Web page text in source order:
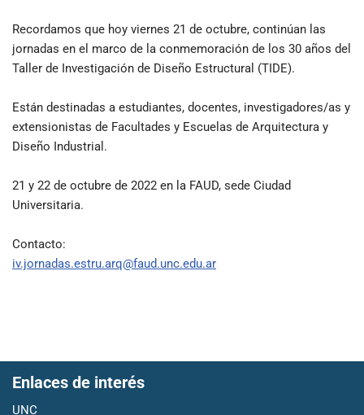
Recordamos que hoy viernes 21 de octubre, continúan las
jornadas en el marco de la conmemoración de los 30 años del
Taller de Investigación de Diseño Estructural (TIDE).
Están destinadas a estudiantes, docentes, investigadores/as y
extensionistas de Facultades y Escuelas de Arquitectura y
Diseño Industrial.
21 y 22 de octubre de 2022 en la FAUD, sede Ciudad
Universitaria.
Contacto:
iv.jornadas.estru.arq@faud.unc.edu.ar
Enlaces de interés
UNC